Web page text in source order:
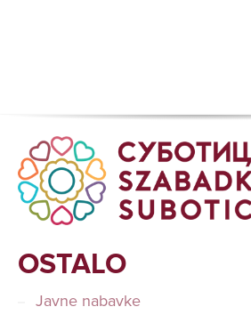
OSTALO
Javne nabavke